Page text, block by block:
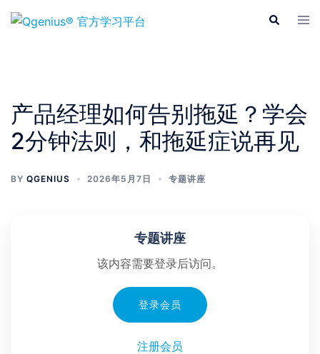
Skip
Search
产品经理如何告别拖延？学会
2分钟法则，和拖延症说再见
BY QGENIUS 2026年5月7日 专题讲座
专题讲座
该内容需要登录后访问。
登录会员
注册会员